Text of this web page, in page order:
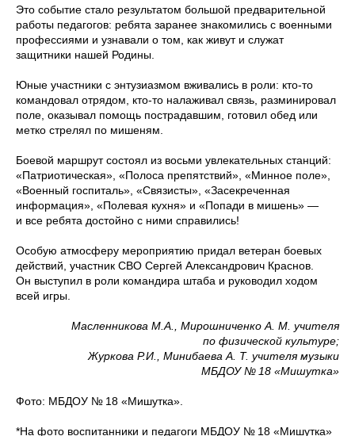
Это событие стало результатом большой предварительной
работы педагогов: ребята заранее знакомились с военными
профессиями и узнавали о том, как живут и служат
защитники нашей Родины.
Юные участники с энтузиазмом вживались в роли: кто‑то
командовал отрядом, кто‑то налаживал связь, разминировал
поле, оказывал помощь пострадавшим, готовил обед или
метко стрелял по мишеням.
Боевой маршрут состоял из восьми увлекательных станций:
«Патриотическая», «Полоса препятствий», «Минное поле»,
«Военный госпиталь», «Связисты», «Засекреченная
информация», «Полевая кухня» и «Попади в мишень» —
и все ребята достойно с ними справились!
Особую атмосферу мероприятию придал ветеран боевых
действий, участник СВО Сергей Александрович Краснов.
Он выступил в роли командира штаба и руководил ходом
всей игры.
Масленникова М.А., Мирошниченко А. М. учителя
по физической культуре;
Журкова Р.И., Минибаева А. Т. учителя музыки
МБДОУ № 18 «Мишутка»
Фото: МБДОУ № 18 «Мишутка».
*На фото воспитанники и педагоги МБДОУ № 18 «Мишутка»